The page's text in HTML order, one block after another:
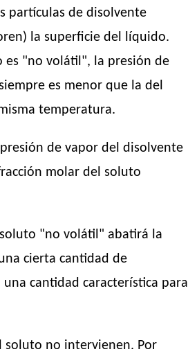
partículas de disolvente
la superficie del líquido.
es "no volátil", la presión de
es menor que la del
temperatura.
de vapor del disolvente
molar del soluto
"no volátil" abatirá la
cierta cantidad de
cantidad característica para
soluto no intervienen. Por